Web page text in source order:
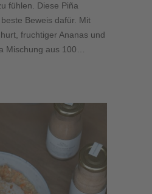
fühlen. Diese Piña
Beweis dafür. Mit
fruchtiger Ananas und
Mischung aus 100…